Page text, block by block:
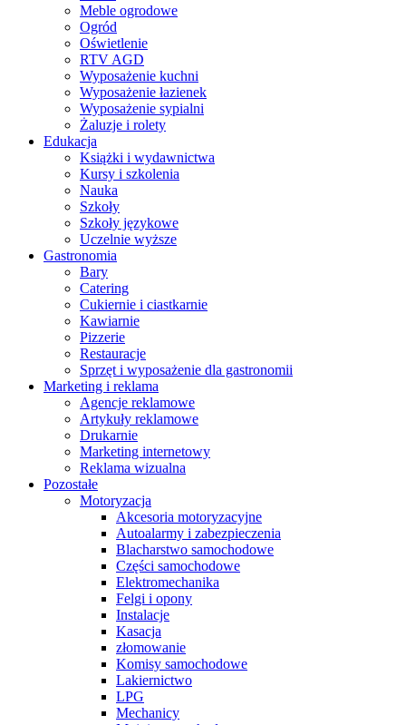
Meble ogrodowe
Ogród
Oświetlenie
RTV AGD
Wyposażenie kuchni
Wyposażenie łazienek
Wyposażenie sypialni
Żaluzje i rolety
Edukacja
Książki i wydawnictwa
Kursy i szkolenia
Nauka
Szkoły
Szkoły językowe
Uczelnie wyższe
Gastronomia
Bary
Catering
Cukiernie i ciastkarnie
Kawiarnie
Pizzerie
Restauracje
Sprzęt i wyposażenie dla gastronomii
Marketing i reklama
Agencje reklamowe
Artykuły reklamowe
Drukarnie
Marketing internetowy
Reklama wizualna
Pozostałe
Motoryzacja
Akcesoria motoryzacyjne
Autoalarmy i zabezpieczenia
Blacharstwo samochodowe
Części samochodowe
Elektromechanika
Felgi i opony
Instalacje
Kasacja
złomowanie
Komisy samochodowe
Lakiernictwo
LPG
Mechanicy